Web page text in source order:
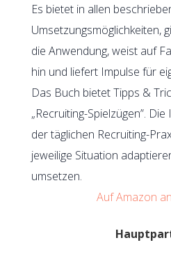
Es bietet in allen
Umsetzungsmöglichkeiten,
die Anwendung, weist auf
hin und liefert Impulse für
Das Buch bietet Tipps &
„Recruiting-Spielzügen”.
der täglichen Recruiting-
jeweilige Situation
umsetzen.
Auf Amazon